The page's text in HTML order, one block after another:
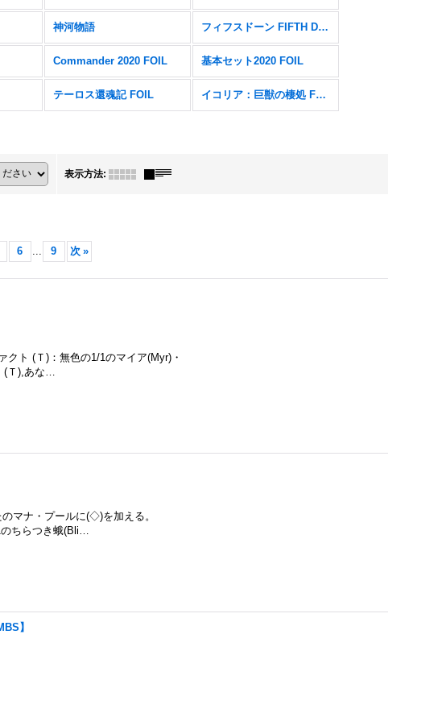
神河物語 フィフスドーン FIFTH DAWN
Commander 2020 FOIL 基本セット2020 FOIL
テーロス還魂記 FOIL イコリア：巨獣の棲処 FOIL
表示方法:
6 9 次 »
ト (Ｔ)：無色の1/1のマイア(Myr)・
(Ｔ),あな…
マナ・プールに(◇)を加える。
ちらつき蛾(Bli…
】